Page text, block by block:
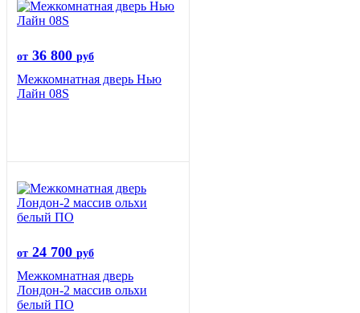
от 36 800 руб
Межкомнатная дверь Нью
Лайн 08S
от 24 700 руб
Межкомнатная дверь
Лондон-2 массив ольхи
белый ПО